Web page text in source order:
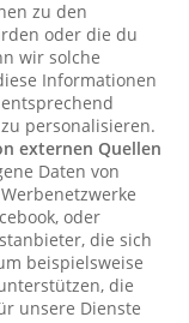
zu den
oder die du
wir solche
Informationen
personalisieren.
externen Quellen
Daten von
oder
die sich
beispielsweise
die
unsere Dienste